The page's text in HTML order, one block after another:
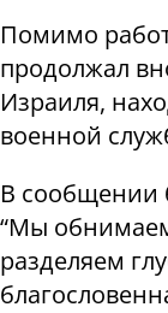
Помимо
продолжал
Израиля,
военной
В сообщении
“Мы
разделяем